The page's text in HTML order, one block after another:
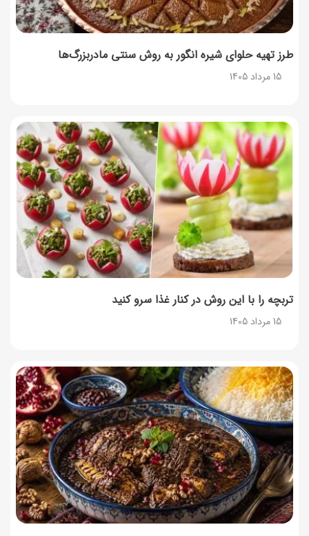
طرز تهیه حلوای شیره انگور به روش سنتی مادربزرگ‌ها
15 مرداد 1405
تربچه را با این روش در کنار غذا سرو کنید
15 مرداد 1405
طرز تهیه پنکیک با شیره انگور؛ صبحانه‌ای سالم و انرژی‌بخش
14 مرداد 1405
طرز تهیه پش ملبا (پیچ ملبا)؛ دسر کلاسیک هلو و بستنی
13 مرداد 1405
طرز تهیه حلوای بحرینی؛ دسر سنتی خاورمیانه‌ای
13 مرداد 1405